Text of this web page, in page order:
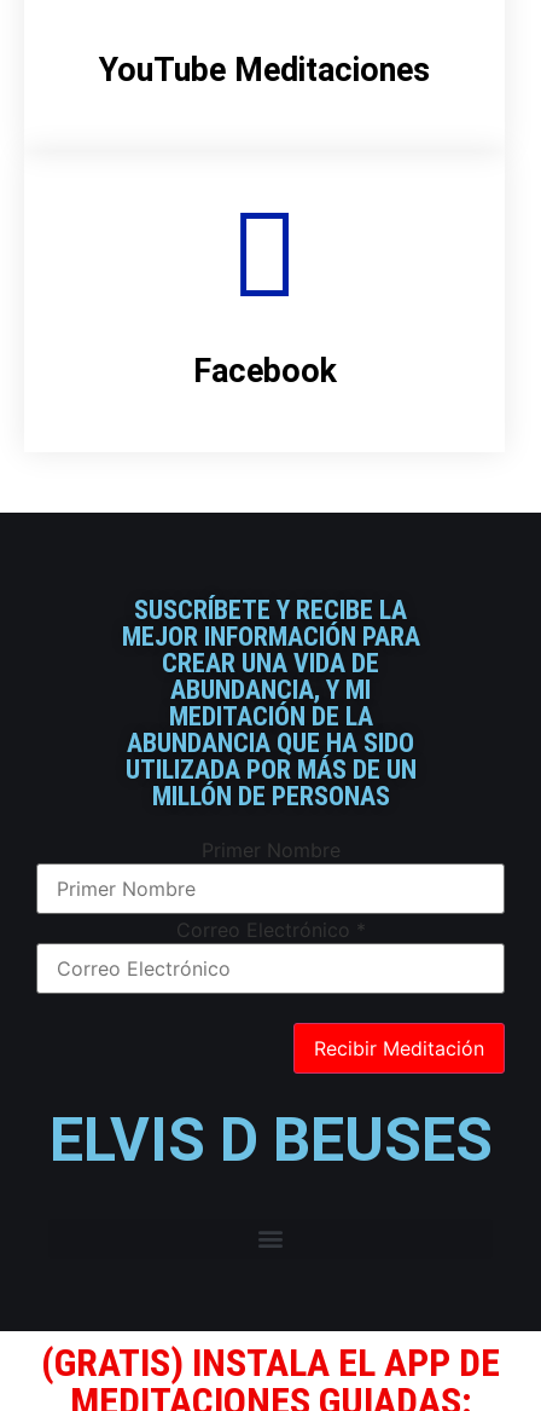
YouTube Meditaciones
Facebook
SUSCRÍBETE Y RECIBE LA
MEJOR INFORMACIÓN PARA
CREAR UNA VIDA DE
ABUNDANCIA, Y MI
MEDITACIÓN DE LA
ABUNDANCIA QUE HA SIDO
UTILIZADA POR MÁS DE UN
MILLÓN DE PERSONAS
Primer Nombre
Correo Electrónico *
ELVIS D BEUSES
(GRATIS) INSTALA EL APP DE
MEDITACIONES GUIADAS: